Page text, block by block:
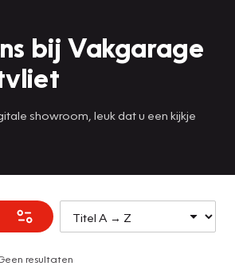
bij Vakgarage
showroom, leuk dat u een kijkje
resultaten